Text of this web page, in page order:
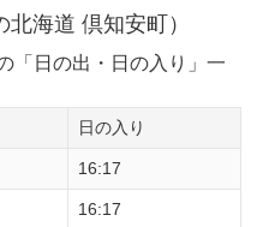
海道 倶知安町）
「日の出・日の入り」一
日の入り
16:17
16:17